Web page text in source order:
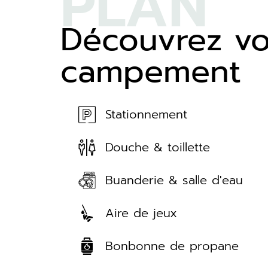
Découvrez
campement
Stationnement
Douche & toillette
Buanderie & salle d'eau
Aire de jeux
Bonbonne de propane